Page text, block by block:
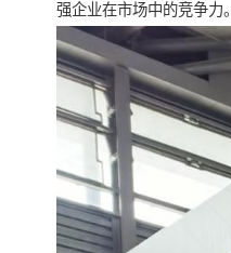
强企业在市场中的竞争力。